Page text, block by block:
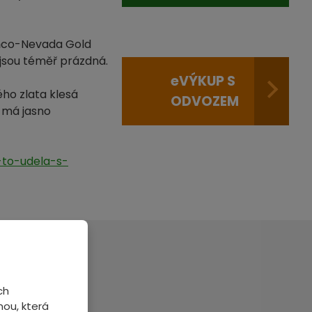
Nevada Gold
téměř prázdná.
zlata klesá
jasno
udela-s-
eVÝKUP S
ODVOZEM
která